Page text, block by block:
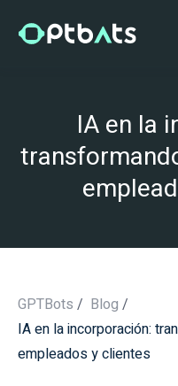
IA en la
GPTBots / Blog /
IA en la incorporación:
empleados y clientes